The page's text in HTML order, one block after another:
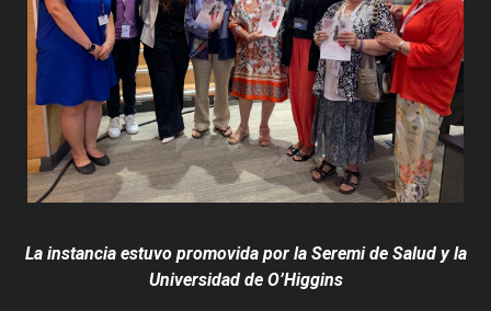
La instancia estuvo promovida por la Seremi de Salud y la
Universidad de O’Higgins